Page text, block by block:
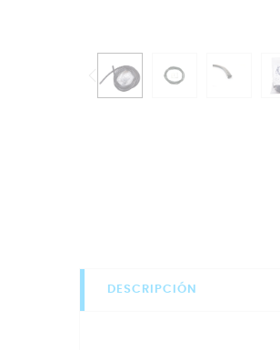
DESCRIPCIÓN